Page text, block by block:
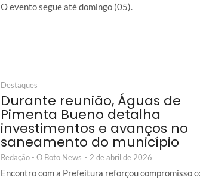
O evento segue até domingo (05).
Destaques
Durante reunião, Águas de
Pimenta Bueno detalha
investimentos e avanços no
saneamento do município
Redação - O Boto News - 2 de abril de 2026
Encontro com a Prefeitura reforçou compromisso